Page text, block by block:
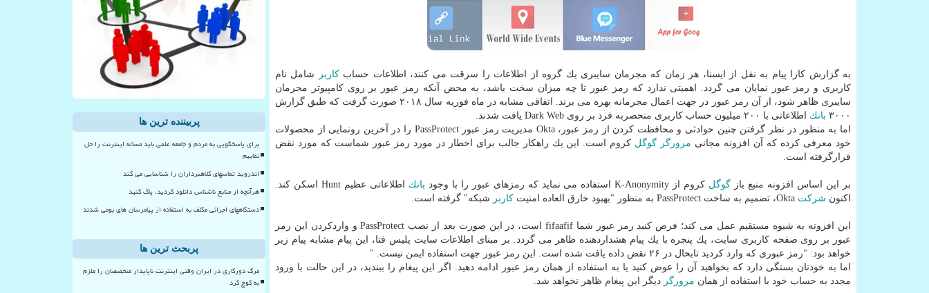
به گزارش كارا پیام به نقل از ایسنا، هر زمان كه مجرمان سایبری یك گروه از اطلاعات را سرقت می كنند، اطلاعات حسابكاربر
شامل نام
كاربری و رمز عبور نمایان می گردد. اهمیتی ندارد كه رمز عبور تا چه میزان سخت باشد، به محض آنكه رمز عبور بر روی كامپیوتر مجرمان
سایبری ظاهر شود، از آن رمز عبور در جهت اعمال مجرمانه بهره می برند. اتفاقی مشابه در ماه فوریه سال ۲۰۱۸ صورت گرفت كه طبق گزارش
۳۰۰۰ بانك اطلاعاتی با ۲۰۰ میلیون حساب كاربری منحصربه فرد بر روی Dark Web یافت شدند.
اما به منظور در نظر گرفتن چنین حوادثی و محافظت كردن از رمز عبور، Okta مدیریت رمز عبور PassProtect را در آخرین رونمایی از محصولات
خود معرفی كرده كه آن افزونه مجانی مرورگر گوگل كروم است. این یك راهكار جالب برای اخطار در مورد رمز عبور شماست كه مورد نقض
قرارگرفته است.
بر این اساس افزونه منبع باز گوگل كروم از K-Anonymity استفاده می نماید كه رمزهای عبور را با وجود بانك
اطلاعاتی عظیم Hunt اسكن كند.
اكنون شركت كاربر شبكه" گرفته است.
این افزونه به شیوه مستقیم عمل می كند؛ فرض كنید رمز عبور شما fifaafif است، در این صورت بعد از نصب PassProtect و واردكردن این رمز
عبور بر روی صفحه كاربری سایت، یك پنجره با یك پیام هشداردهنده ظاهر می گردد. بر مبنای اطلاعات سایت پلیس فتا، این پیام مشابه پیام زیر
خواهد بود: "رمز عبوری كه وارد كردید تابحال در ۲۶ نقض داده یافت شده است. این رمز عبور جهت استفاده ایمن نیست. "
اما به خودتان بستگی دارد كه بخواهید آن را عوض كنید یا به استفاده از همان رمز عبور ادامه دهید. اگر این پیغام را ببندید، در این حالت با ورود
مجدد به حساب خود با استفاده از همان مرورگر دیگر این پیغام ظاهر نخواهد شد.
پربیننده ترین ها
برای پاسخگویی به مردم و جامعه علمی باید مساله اینترنت را حل
نماییم
اندروید تماسهای کلاهبرداران را شناسایی می کند
هرآنچه از منابع ناشناس دانلود کردید، پاک کنید
دستگاههای اجرائی مکلف به استفاده از پیامرسان های بومی شدند
پربحث ترین ها
مرگ دورکاری در ایران وقتی اینترنت ناپایدار متخصصان را ملزم
به کوچ کرد